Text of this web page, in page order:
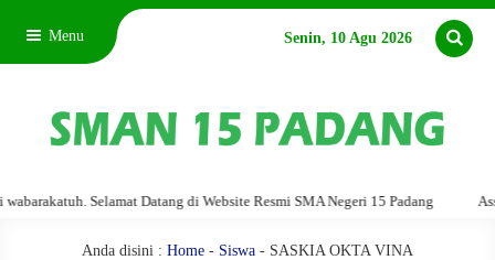
Menu Senin, 10 Agu 2026
Selamat Datang di Website Resmi SMA Negeri 15 Padang
Anda disini : Home - Siswa - SASKIA OKTA VINA